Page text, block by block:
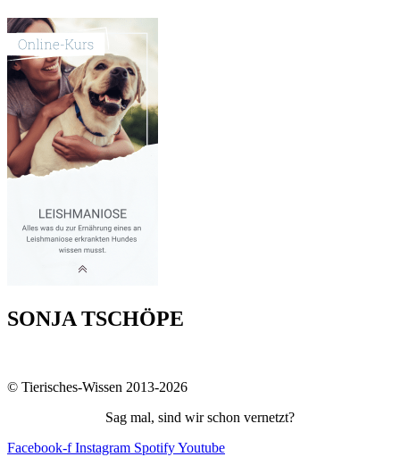
SONJA TSCHÖPE
© Tierisches-Wissen 2013-2026
Sag mal, sind wir schon vernetzt?
Facebook-f Instagram SpotifyYoutube